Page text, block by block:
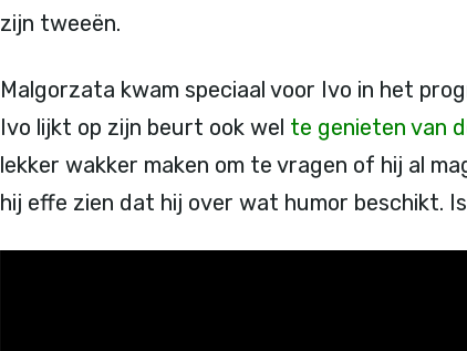
zijn tweeën.
Malgorzata kwam speciaal voor Ivo in het
Ivo lijkt op zijn beurt ook wel te genieten van
lekker wakker maken om te vragen of hij al
hij effe zien dat hij over wat humor beschikt.